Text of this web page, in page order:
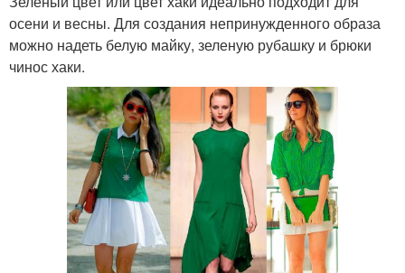
осени и весны. Для создания непринужденного образа
можно надеть белую майку, зеленую рубашку и брюки
чинос хаки.